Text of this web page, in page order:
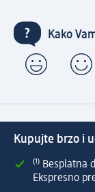
Kako
Kupujte brzo i
⁽¹⁾
Ekspresno